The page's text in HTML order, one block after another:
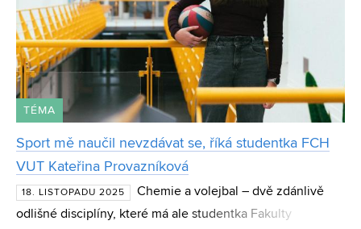
TÉMA
Sport mě naučil nevzdávat se, říká studentka FCH
VUT Kateřina Provazníková
18. LISTOPADU 2025
Chemie a volejbal – dvě zdánlivě
odlišné disciplíny, které má ale studentka Fakulty